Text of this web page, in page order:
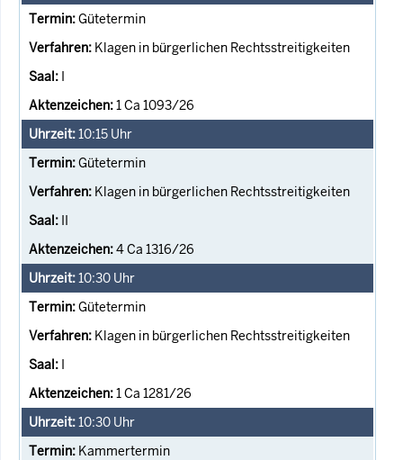
Gütetermin
Klagen in bürgerlichen Rechtsstreitigkeiten
I
1 Ca 1093/26
10:15 Uhr
Gütetermin
Klagen in bürgerlichen Rechtsstreitigkeiten
II
4 Ca 1316/26
10:30 Uhr
Gütetermin
Klagen in bürgerlichen Rechtsstreitigkeiten
I
1 Ca 1281/26
10:30 Uhr
Kammertermin